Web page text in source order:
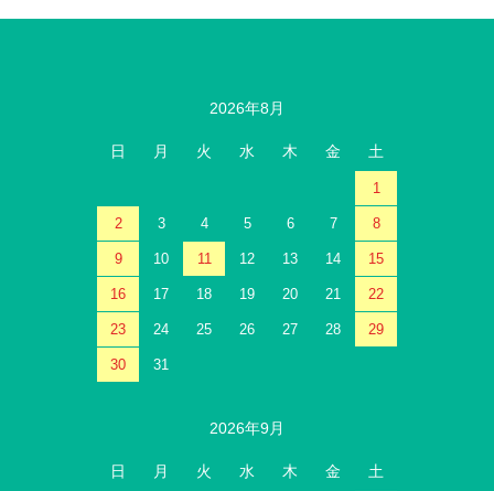
2026年8月
日 月 火 水 木 金 土
1
2 3 4 5 6 7 8
9 10 11 12 13 14 15
16 17 18 19 20 21 22
23 24 25 26 27 28 29
30 31
2026年9月
日 月 火 水 木 金 土